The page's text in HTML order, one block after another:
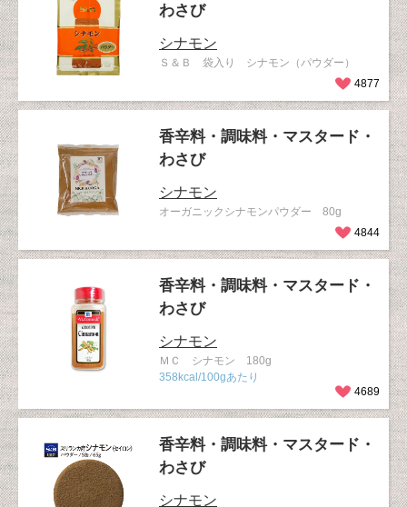
わさび
シナモン
Ｓ＆Ｂ 袋入り シナモン（パウダー）
4877
香辛料・調味料・マスタード・
わさび
シナモン
オーガニックシナモンパウダー 80g
4844
香辛料・調味料・マスタード・
わさび
シナモン
ＭＣ シナモン 180g
358kcal/100gあたり
4689
香辛料・調味料・マスタード・
わさび
シナモン